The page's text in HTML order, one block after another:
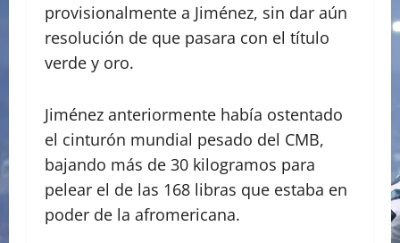
provisionalmente a Jiménez, sin dar aún
resolución de que pasara con el título
verde y oro.
Jiménez anteriormente había ostentado
el cinturón mundial pesado del CMB,
bajando más de 30 kilogramos para
pelear el de las 168 libras que estaba en
poder de la afromericana.